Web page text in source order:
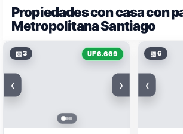
Propiedades con casa con
Metropolitana Santiago
▧3 UF 6.669
‹ ›
▧6
‹